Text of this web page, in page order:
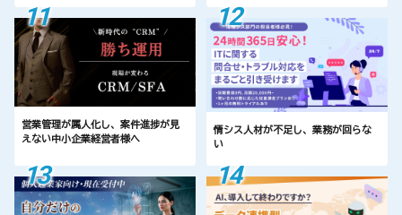
か？Excel依存のままのレポート地獄
から抜け出し、「月次決算も経営会
議もこれ一つ」で回るPower BI基盤
と、月額伴走コンサルの全貌を公
開。
でまるごと伴走。
11
営業管理が属人化し、案件進捗が見
えない中小企業経営者様へ
12
情シス人材が不足し、業務が回らな
い
13 14